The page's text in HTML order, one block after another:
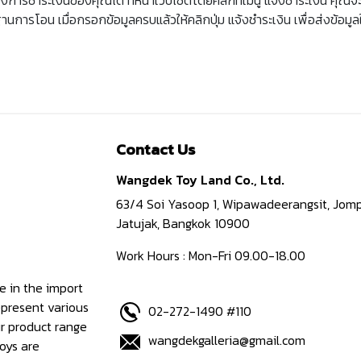
การโอน เมื่อกรอกข้อมูลครบแล้วให้คลิกปุ่ม แจ้งชำระเงิน เพื่อส่งข้อ
in the import
various
product range
are
Contact Us
Wangdek Toy Land Co., Ltd.
63/4 Soi Yasoop 1, Wipawadeerangsit,
Jatujak, Bangkok 10900
Work Hours : Mon-Fri 09.00-18.00
02-272-1490 #110
wangdekgalleria@gmail.com